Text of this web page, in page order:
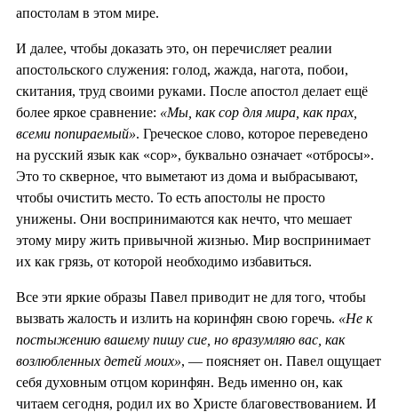
апостолам в этом мире.
И далее, чтобы доказать это, он перечисляет реалии
апостольского служения: голод, жажда, нагота, побои,
скитания, труд своими руками. После апостол делает ещё
более яркое сравнение: «Мы, как сор для мира, как прах,
всеми попираемый». Греческое слово, которое переведено
на русский язык как «сор», буквально означает «отбросы».
Это то скверное, что выметают из дома и выбрасывают,
чтобы очистить место. То есть апостолы не просто
унижены. Они воспринимаются как нечто, что мешает
этому миру жить привычной жизнью. Мир воспринимает
их как грязь, от которой необходимо избавиться.
Все эти яркие образы Павел приводит не для того, чтобы
вызвать жалость и излить на коринфян свою горечь. «Не к
постыжению вашему пишу сие, но вразумляю вас, как
возлюбленных детей моих», — поясняет он. Павел ощущает
себя духовным отцом коринфян. Ведь именно он, как
читаем сегодня, родил их во Христе благовествованием. И